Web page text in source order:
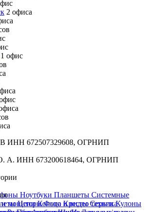
2 офиса
1 офис
ИНН 672507329608, ОГРНИП
А. ИНН 673200618464, ОГРНИП
Ноутбуки Планшеты Системные
и мониторыФото и видео техника
ЦепиКольца КрестыСерьгиКулоны